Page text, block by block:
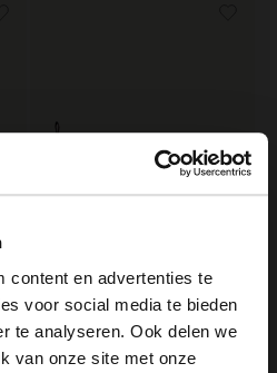
content en advertenties te
voor social media te bieden
te analyseren. Ook delen we
van onze site met onze
Manfield ×
in English?